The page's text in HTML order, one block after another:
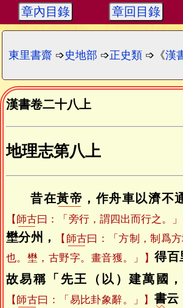
章內目錄 章回目錄
東里書齋 ➩史地部 ➩正史類 ➩《漢
漢書卷二十八上
地理志第八上
昔在黃帝 ，作舟車以濟不
【 師古曰：「旁行，謂四出而行之。」
壄分州，
【 師古曰：「方制，制爲
也。壄，古野字。畫音獲。」】得百
故易稱「先王（以）建萬國，
【 師古曰：「易比卦象辭。」】 書云